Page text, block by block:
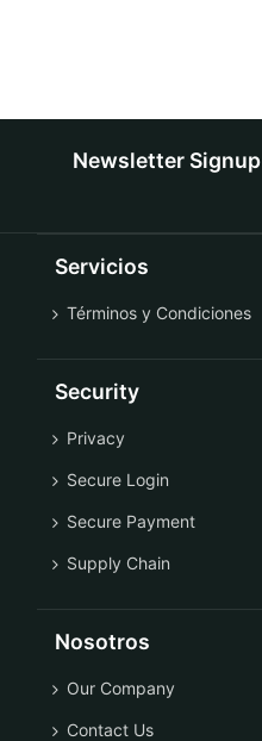
Newsletter Signup
Servicios
Términos y Condiciones
Security
Privacy
Secure Login
Secure Payment
Supply Chain
Nosotros
Our Company
Contact Us